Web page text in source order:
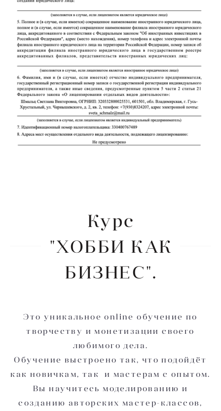
Курс
"ХОББИ КАК
БИЗНЕС".
Это уникальное online обучение по
творчеству и монетизации своего
любимого дела.
Обучение выстроено так, что подойдёт
как новичкам, так и мастерам с опытом.
Вы научитесь моделированию и
созданию авторских мастер-классов,